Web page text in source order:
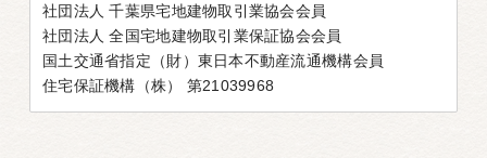
社団法人 千葉県宅地建物取引業協会会員
社団法人 全国宅地建物取引業保証協会会員
国土交通省指定（財）東日本不動産流通機構会員
住宅保証機構（株） 第21039968